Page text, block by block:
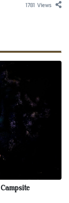
1781 Views